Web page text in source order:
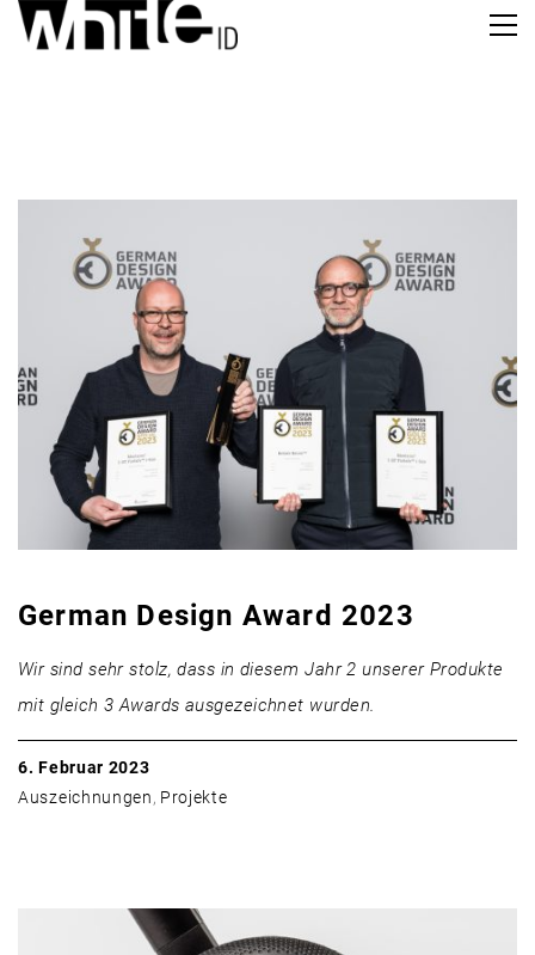
German Design Award 2023
Wir sind sehr stolz, dass in diesem Jahr 2 unserer Produkte
mit gleich 3 Awards ausgezeichnet wurden.
6. Februar 2023
Auszeichnungen, Projekte